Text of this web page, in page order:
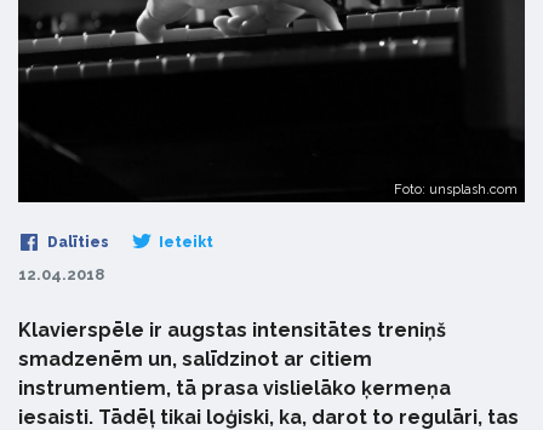
Foto: unsplash.com
Dalīties Ieteikt
12.04.2018
Klavierspēle ir augstas intensitātes treniņš
smadzenēm un, salīdzinot ar citiem
instrumentiem, tā prasa vislielāko ķermeņa
iesaisti. Tādēļ tikai loģiski, ka, darot to regulāri, tas